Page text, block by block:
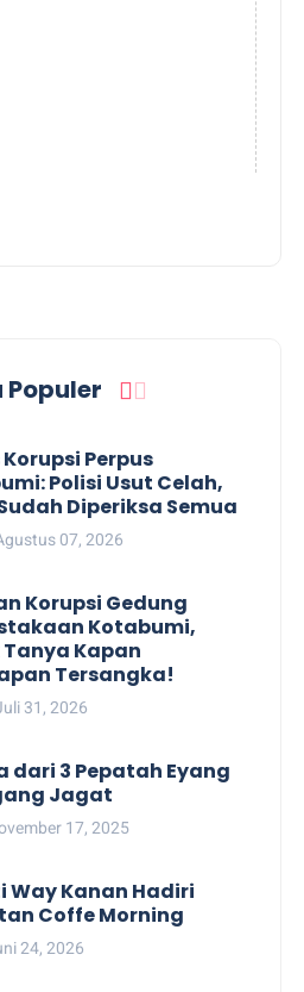
Populer
Perpus
Polisi Usut Celah,
Diperiksa Semua
07, 2026
Korupsi Gedung
Kotabumi,
Tanya Kapan
Tersangka!
31, 2026
dari 3 Pepatah Eyang
Jagat
17, 2025
Way Kanan Hadiri
Coffe Morning
24, 2026